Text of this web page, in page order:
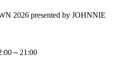
2026 presented by JOHNNIE
～21:00